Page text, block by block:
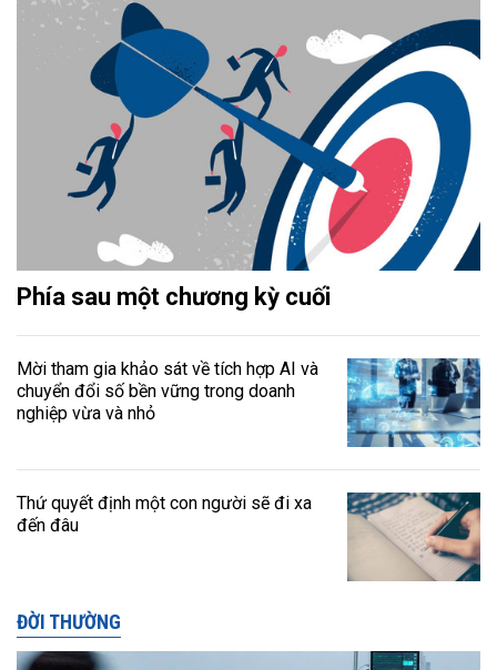
Phía sau một chương kỳ cuối
Mời tham gia khảo sát về tích hợp AI và
chuyển đổi số bền vững trong doanh
nghiệp vừa và nhỏ
Thứ quyết định một con người sẽ đi xa
đến đâu
ĐỜI THƯỜNG